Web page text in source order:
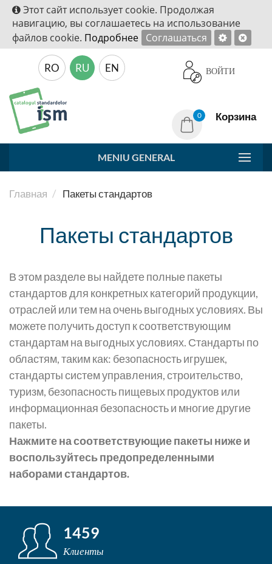
Этот сайт использует cookie. Продолжая
навигацию, вы соглашаетесь на использование
файлов cookie. Подробнее Соглашаться
ВОЙТИ
RO RU EN
0 Корзина
MENIU GENERAL
Главная Пакеты стандартов
Пакеты стандартов
В этом разделе вы найдете полные пакеты
стандартов для конкретных категорий продукции,
отраслей или тем на очень выгодных условиях. Вы
можете получить доступ к соответствующим
стандартам на выгодных условиях. Стандарты по
областям, таким как: безопасность игрушек,
стандарты систем управления, строительство,
туризм, безопасность пищевых продуктов или
информационная безопасность и многие другие
пакеты.
Нажмите на соответствующие пакеты ниже и
воспользуйтесь предопределенными
наборами стандартов.
1459
Клиенты